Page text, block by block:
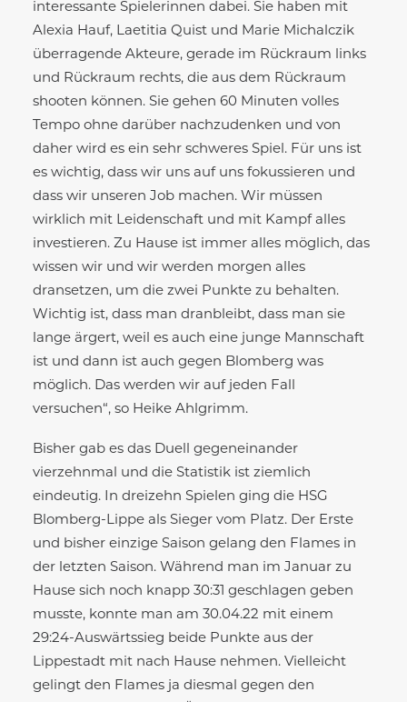
interessante Spielerinnen dabei. Sie haben mit
Alexia Hauf, Laetitia Quist und Marie Michalczik
überragende Akteure, gerade im Rückraum links
und Rückraum rechts, die aus dem Rückraum
shooten können. Sie gehen 60 Minuten volles
Tempo ohne darüber nachzudenken und von
daher wird es ein sehr schweres Spiel. Für uns ist
es wichtig, dass wir uns auf uns fokussieren und
dass wir unseren Job machen. Wir müssen
wirklich mit Leidenschaft und mit Kampf alles
investieren. Zu Hause ist immer alles möglich, das
wissen wir und wir werden morgen alles
dransetzen, um die zwei Punkte zu behalten.
Wichtig ist, dass man dranbleibt, dass man sie
lange ärgert, weil es auch eine junge Mannschaft
ist und dann ist auch gegen Blomberg was
möglich. Das werden wir auf jeden Fall
versuchen“, so Heike Ahlgrimm.
Bisher gab es das Duell gegeneinander
vierzehnmal und die Statistik ist ziemlich
eindeutig. In dreizehn Spielen ging die HSG
Blomberg-Lippe als Sieger vom Platz. Der Erste
und bisher einzige Saison gelang den Flames in
der letzten Saison. Während man im Januar zu
Hause sich noch knapp 30:31 geschlagen geben
musste, konnte man am 30.04.22 mit einem
29:24-Auswärtssieg beide Punkte aus der
Lippestadt mit nach Hause nehmen. Vielleicht
gelingt den Flames ja diesmal gegen den